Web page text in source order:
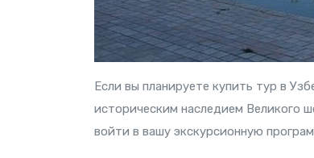
Если вы планируете купить тур в
историческим наследием Великого
войти в вашу экскурсионную